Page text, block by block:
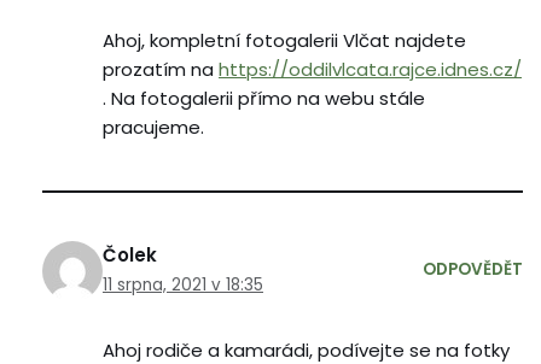
Ahoj, kompletní fotogalerii Vlčat najdete
prozatím na https://oddilvlcata.rajce.idnes.cz/
. Na fotogalerii přímo na webu stále
pracujeme.
Čolek
11 srpna, 2021 v 18:35
ODPOVĚDĚT
Ahoj rodiče a kamarádi, podívejte se na fotky